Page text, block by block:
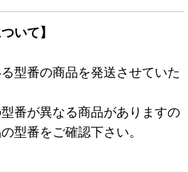
いて】
型番の商品を発送させていた
番が異なる商品がありますの
型番をご確認下さい。